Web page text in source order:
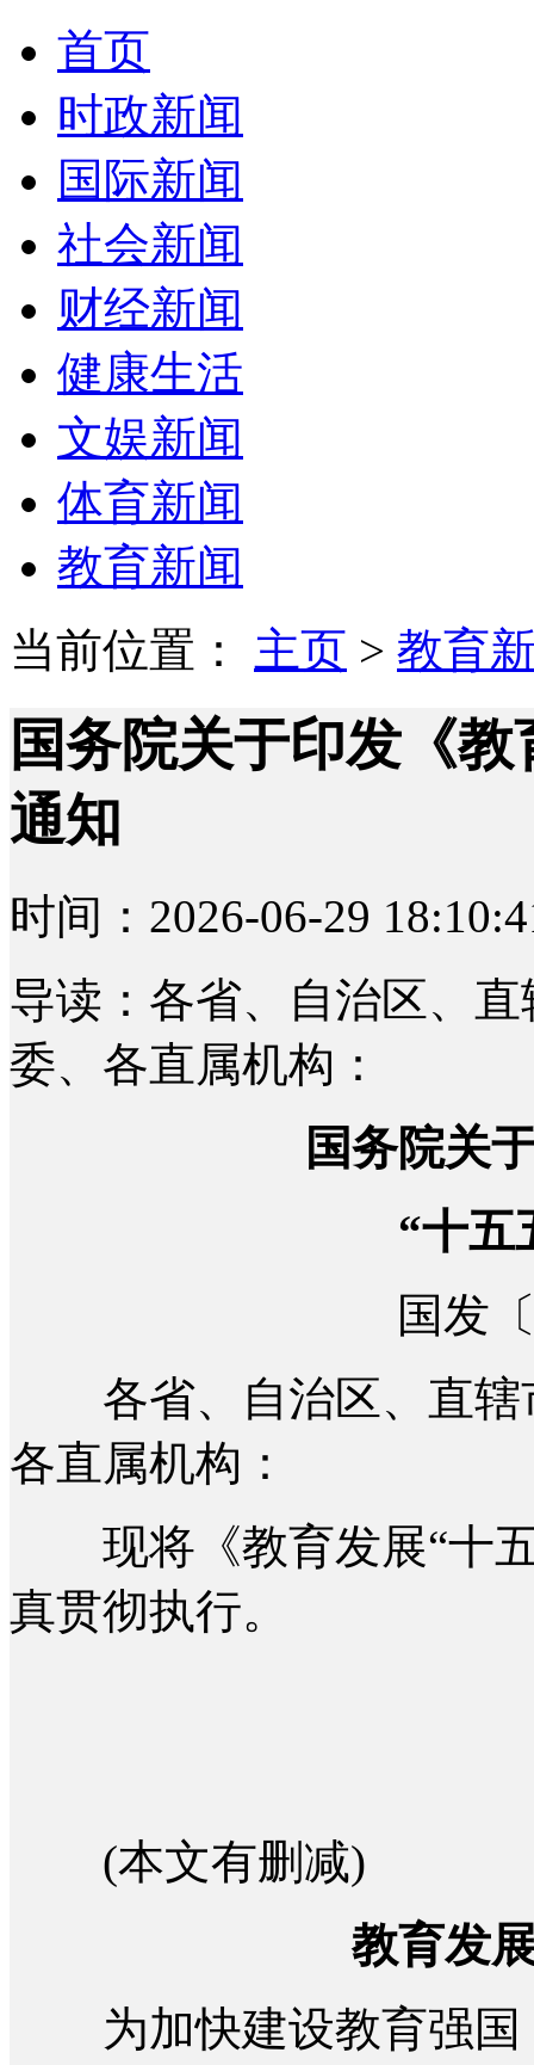
首页
时政新闻
国际新闻
社会新闻
财经新闻
健康生活
文娱新闻
体育新闻
教育新闻
当前位置： 主页 > 教育
国务院关于印发《
通知
时间：2026-06-29
导读：各省、自治区、
委、各直属机构：
国务院关
“十五五
国发
各省、自治区、直辖
各直属机构：
现将《教育发展“十五
真贯彻执行。
(本文有删减)
教育发
为加快建设教育强国